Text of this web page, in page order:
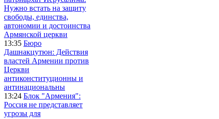
Нужно встать на защиту
свободы, единства,
автономии и достоинства
Армянской церкви
13:35 Бюро
Дашнакцутюн: Действия
властей Армении против
Церкви
антиконституционны и
антинациональны
13:24 Блок "Армения":
Россия не представляет
угрозы для